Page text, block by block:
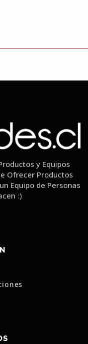
y Equipos
Ofrecer Productos
Equipo de Personas
:)